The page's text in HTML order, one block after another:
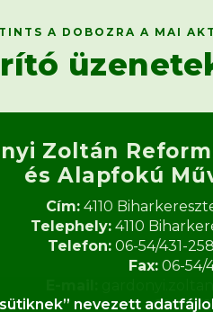
A DOBOZRA A MAI
Zoltán
és Alapfokú
Cím: 4110
Telephely:4110
Telefon: 06-54/431-
Fax: 06-54/
OM:
nevezett